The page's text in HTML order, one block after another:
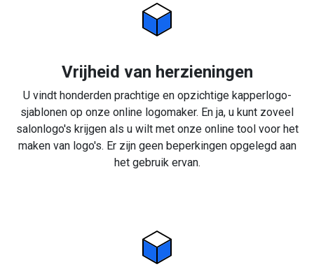
Vrijheid van herzieningen
U vindt honderden prachtige en opzichtige kapperlogo-
sjablonen op onze online logomaker. En ja, u kunt zoveel
salonlogo's krijgen als u wilt met onze online tool voor het
maken van logo's. Er zijn geen beperkingen opgelegd aan
het gebruik ervan.